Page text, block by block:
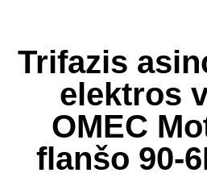
Trifazis
elektros
OMEC
flanšo 90-